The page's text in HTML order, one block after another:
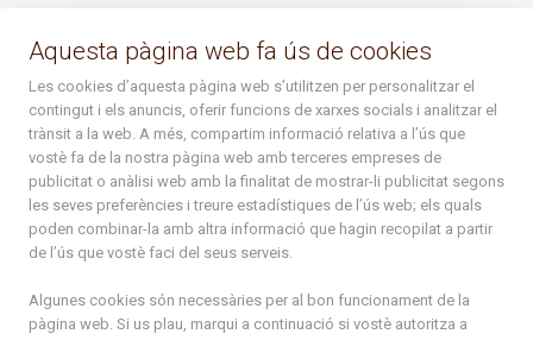
atenciociutadana@ordino.ad
+376 878 100
De Dl. a Dv. : de 8 a 16h (els divendres a partir de l'1 de juny
fins al divendres de la setmana de Meritxell : de 8 a 14h)
Rep tota l'actualitat del Comú d'Ordino en el teu correu
Aquesta pàgina web fa ús de cookies
Les cookies d’aquesta pàgina web s’utilitzen per personalitzar el
contingut i els anuncis, oferir funcions de xarxes socials i analitzar el
trànsit a la web. A més, compartim informació relativa a l’ús que
vostè fa de la nostra pàgina web amb terceres empreses de
publicitat o anàlisi web amb la finalitat de mostrar-li publicitat segons
les seves preferències i treure estadístiques de l’ús web; els quals
poden combinar-la amb altra informació que hagin recopilat a partir
de l’ús que vostè faci del seus serveis.
Algunes cookies són necessàries per al bon funcionament de la
pàgina web. Si us plau, marqui a continuació si vostè autoritza a